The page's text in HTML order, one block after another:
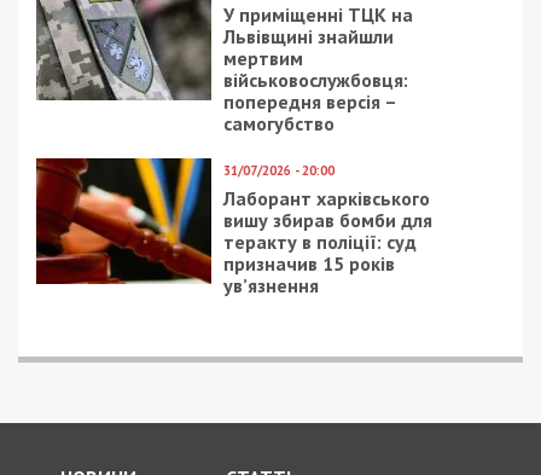
У приміщенні ТЦК на
Львівщині знайшли
мертвим
військовослужбовця:
попередня версія –
самогубство
31/07/2026 - 20:00
Лаборант харківського
вишу збирав бомби для
теракту в поліції: суд
призначив 15 років
ув’язнення